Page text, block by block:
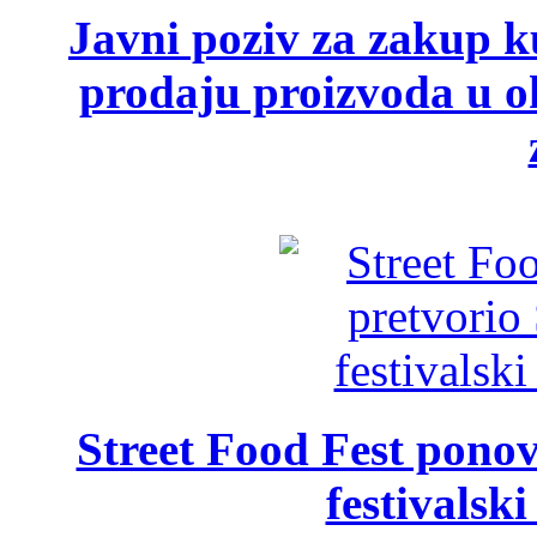
Javni poziv za zakup
prodaju proizvoda u
Street Food Fest